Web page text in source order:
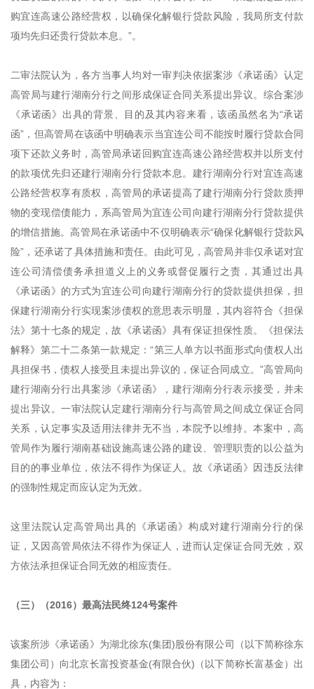
购宜连高速公路经营权，以确保化解银行贷款风险，我局所支付款
项均先归还贵行贷款本息。”。
二审法院认为，各方当事人均对一审判决依据案涉《承诺函》认定
高管局与建行湖南分行之间形成保证合同关系提出异议。综合案涉
《承诺函》出具的背景、目的及其内容来看，该函虽然名为“承诺
函”，但高管局在该函中明确表示当宜连公司不能按时履行贷款合同
项下还款义务时，高管局承诺回购宜连高速公路经营权并以所支付
的款项优先归还建行湖南分行贷款本息。建行湖南分行对宜连高速
公路经营权享有质权，高管局的承诺提高了建行湖南分行贷款质押
物的变现偿债能力，系高管局为宜连公司向建行湖南分行贷款提供
的增信措施。高管局在承诺函中不仅明确表示“确保化解银行贷款风
险”，还承诺了具体措施和责任。由此可见，高管局并非仅承诺对宜
连公司清偿债务承担道义上的义务或督促履行之责，其通过出具
《承诺函》的方式为宜连公司向建行湖南分行的贷款提供担保，担
保建行湖南分行实现案涉债权的意思表示明显，其内容符合《担保
法》第十七条的规定，故《承诺函》具有保证担保性质。《担保法
解释》第二十二条第一款规定：“第三人单方以书面形式向债权人出
具担保书，债权人接受且未提出异议的，保证合同成立。”高管局向
建行湖南分行出具案涉《承诺函》，建行湖南分行表示接受，并未
提出异议。一审法院认定建行湖南分行与高管局之间成立保证合同
关系，认定事实及适用法律并无不当，本院予以维持。本案中，高
管局作为履行湖南基础设施高速公路的建设、管理职责的以公益为
目的的事业单位，依法不得作为保证人。故《承诺函》因违反法律
的强制性规定而应认定为无效。
这里法院认定高管局出具的《承诺函》构成对建行湖南分行的保
证，又因高管局依法不得作为保证人，进而认定保证合同无效，双
方依法承担保证合同无效的相应责任。
（三）（2016）最高法民终124号案件
该案所涉《承诺函》为湖北徐东(集团)股份有限公司（以下简称徐东
集团公司）向北京长富投资基金(有限合伙)（以下简称长富基金）出
具，内容为：